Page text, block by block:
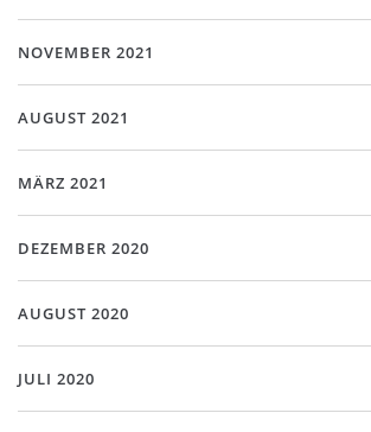
NOVEMBER 2021
AUGUST 2021
MÄRZ 2021
DEZEMBER 2020
AUGUST 2020
JULI 2020